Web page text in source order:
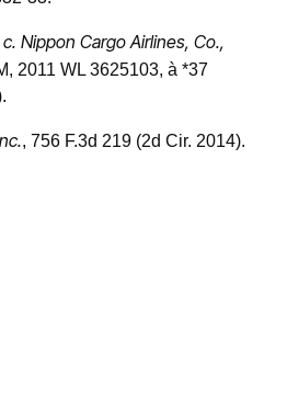
Nippon Cargo Airlines, Co.,
2011 WL 3625103, à *37
, 756 F.3d 219 (2d Cir. 2014).